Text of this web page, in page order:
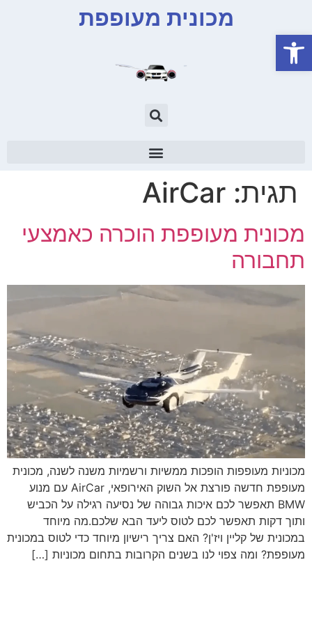
פתח סרגל נגישות
מכונית מעופפת
תגית: AirCar
מכונית מעופפת הוכרה כאמצעי
תחבורה
מכוניות מעופפות הופכות ממשיות ורשמיות משנה לשנה, מכונית
מעופפת חדשה פורצת אל השוק האירופאי, AirCar עם מנוע
BMW תאפשר לכם איכות גבוהה של נסיעה רגילה על הכביש
ותוך דקות תאפשר לכם לטוס ליעד הבא שלכם.מה מיוחד
במכונית של קליין ויז'ן? האם צריך רישיון מיוחד כדי לטוס במכונית
מעופפת? ומה צפוי לנו בשנים הקרובות בתחום מכוניות […]